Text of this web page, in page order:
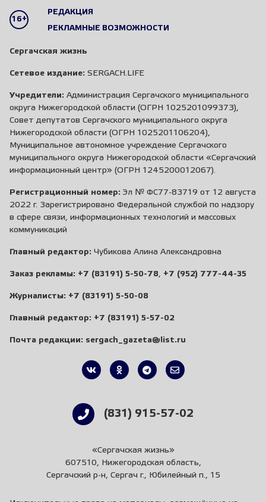
16+
РЕДАКЦИЯ
РЕКЛАМНЫЕ ВОЗМОЖНОСТИ
Сергачская жизнь
Сетевое издание: SERGACH.LIFE
Учредители: Администрация Сергачского муниципального
округа Нижегородской области (ОГРН 1025201099373),
Совет депутатов Сергачского муниципального округа
Нижегородской области (ОГРН 1025201106204),
Муниципальное автономное учреждение Сергачского
муниципального округа Нижегородской области «Сергачский
информационный центр» (ОГРН 1245200012067).
Регистрационный номер: Эл № ФС77-83719 от 12 августа
2022 г. Зарегистрировано Федеральной службой по надзору
в сфере связи, информационных технологий и массовых
коммуникаций
Главный редактор: Чубикова Алина Александровна
Заказ рекламы: +7 (83191) 5-50-78 +7 (952) 777-44-35
Журналисты: +7 (83191) 5-50-08
Главный редактор: +7 (83191) 5-57-02
Почта редакции: sergach_gazeta@list.ru
(831) 915-57-02
«Сергачская жизнь»
607510, Нижегородская область,
Сергачский р-н, Сергач г., Юбилейный п., 15